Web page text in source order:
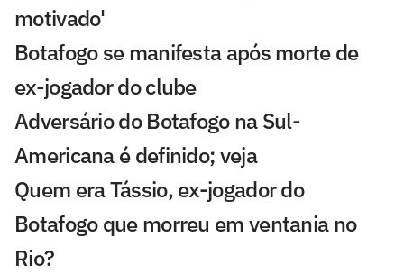
motivado'
Botafogo se manifesta após morte de
ex-jogador do clube
Adversário do Botafogo na Sul-
Americana é definido; veja
Quem era Tássio, ex-jogador do
Botafogo que morreu em ventania no
Rio?